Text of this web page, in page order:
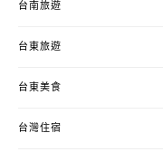
台南旅遊
台東旅遊
台東美食
台灣住宿